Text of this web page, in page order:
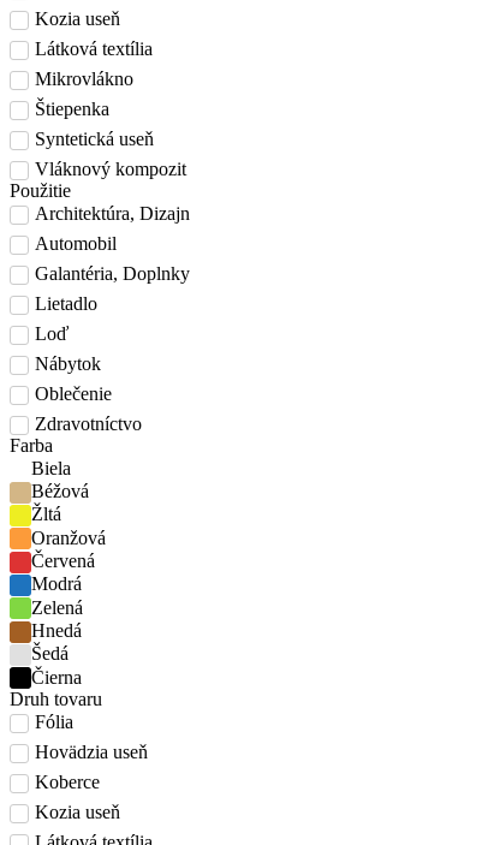
Kozia useň
Látková textília
Mikrovlákno
Štiepenka
Syntetická useň
Vláknový kompozit
Použitie
Architektúra, Dizajn
Automobil
Galantéria, Doplnky
Lietadlo
Loď
Nábytok
Oblečenie
Zdravotníctvo
Farba
Biela
Béžová
Žltá
Oranžová
Červená
Modrá
Zelená
Hnedá
Šedá
Čierna
Druh tovaru
Fólia
Hovädzia useň
Koberce
Kozia useň